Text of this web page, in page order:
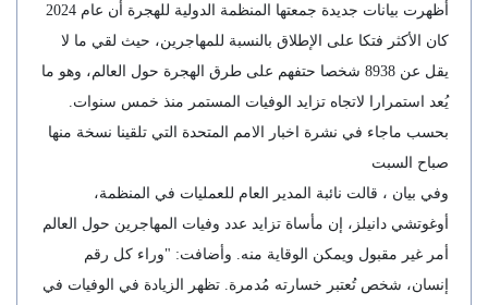
أظهرت بيانات جديدة جمعتها المنظمة الدولية للهجرة أن عام 2024
كان الأكثر فتكا على الإطلاق بالنسبة للمهاجرين، حيث لقي ما لا
يقل عن 8938 شخصا حتفهم على طرق الهجرة حول العالم، وهو ما
يُعد استمرارا لاتجاه تزايد الوفيات المستمر منذ خمس سنوات.
بحسب ماجاء في نشرة اخبار الامم المتحدة التي تلقينا نسخة منها
صباح السبت
وفي بيان ، قالت نائبة المدير العام للعمليات في المنظمة،
أوغوتشي دانيلز، إن مأساة تزايد عدد وفيات المهاجرين حول العالم
أمر غير مقبول ويمكن الوقاية منه. وأضافت: "وراء كل رقم
إنسان، شخص تُعتبر خسارته مُدمرة. تظهر الزيادة في الوفيات في